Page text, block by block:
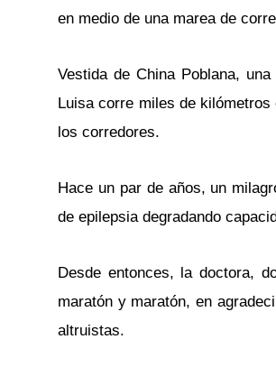
en medio de una marea de
Vestida de China Poblana,
Luisa corre miles de
los corredores.
Hace un par de años, un
de epilepsia degradando
Desde entonces, la doctora,
maratón y maratón, en
altruistas.